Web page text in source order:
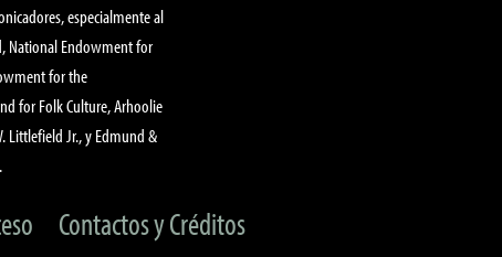
especialmente al
National Endowment for
for the
for Folk Culture, Arhoolie
Littlefield Jr., y Edmund &
Contactos y Créditos